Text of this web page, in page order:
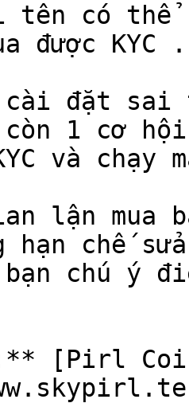
tên có thể
được KYC .
cài đặt
1 cơ
và chạy
lận mua
hạn chế
bạn chú ý
[Pirl